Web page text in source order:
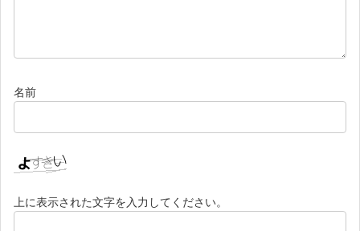
名前
上に表示された文字を入力してください。